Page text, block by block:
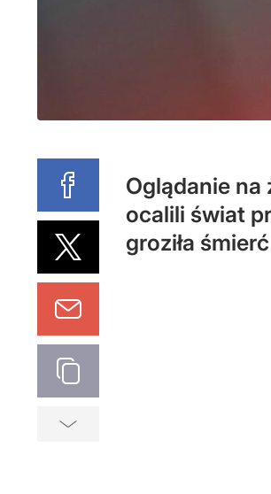
Oglądanie na
ocalili świat
groziła